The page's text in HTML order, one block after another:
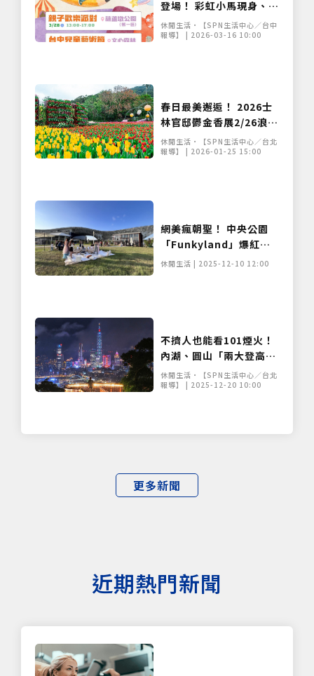
更多新聞
登場！ 彩虹小馬現身、紙
風車劇團開演 寵孩無極限
休閒生活•【SPN生活中心／台中
報導】 | 2026-03-16 10:00
春日最美邂逅！ 2026士
林官邸鬱金香展2/26浪漫
盛開
休閒生活•【SPN生活中心／台北
報導】 | 2026-01-25 15:00
網美瘋朝聖！ 中央公園
「Funkyland」爆紅，
質感系野餐咖啡新地標全
休閒生活 | 2025-12-10 12:00
不擠人也能看101煙火！
內湖、圓山「兩大登高秘
境」大公開 享受奢華浪漫
跨年視角
休閒生活•【SPN生活中心／台北
報導】 | 2025-12-20 10:00
近期熱門新聞